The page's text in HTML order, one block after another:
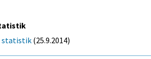
statistik(25.9.2014)